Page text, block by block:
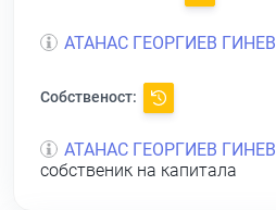
АТАНАС ГЕОРГИЕВ ГИНЕВ
Собственост:
АТАНАС ГЕОРГИЕВ ГИНЕВ
собственик на капитала